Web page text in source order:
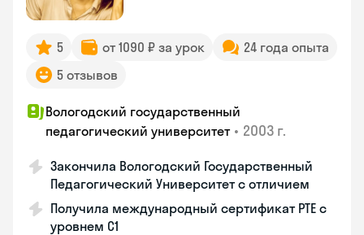
5 от 1090 ₽ за урок
24 года опыта
5 отзывов
Вологодский государственный
педагогический университет • 2003 г.
Закончила Вологодский Государственный
Педагогический Университет с отличием
Получила международный сертификат PTE с
уровнем C1